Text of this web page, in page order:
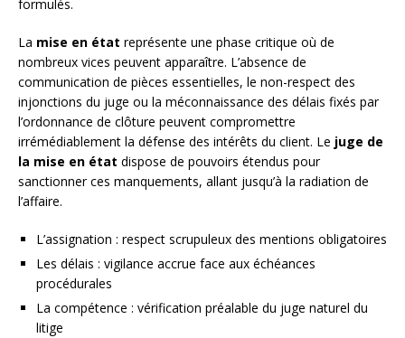
formulés.
La mise en état représente une phase critique où de
nombreux vices peuvent apparaître. L’absence de
communication de pièces essentielles, le non-respect des
injonctions du juge ou la méconnaissance des délais fixés par
l’ordonnance de clôture peuvent compromettre
irrémédiablement la défense des intérêts du client. Le juge de
la mise en état dispose de pouvoirs étendus pour
sanctionner ces manquements, allant jusqu’à la radiation de
l’affaire.
L’assignation : respect scrupuleux des mentions obligatoires
Les délais : vigilance accrue face aux échéances
procédurales
La compétence : vérification préalable du juge naturel du
litige